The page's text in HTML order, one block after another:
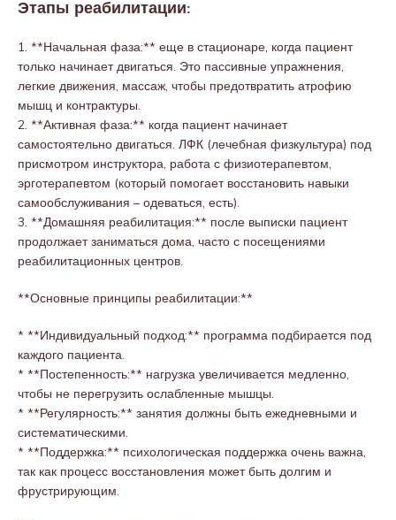
Этапы реабилитации:
1. **Начальная фаза:** еще в стационаре, когда пациент
только начинает двигаться. Это пассивные упражнения,
легкие движения, массаж, чтобы предотвратить атрофию
мышц и контрактуры.
2. **Активная фаза:** когда пациент начинает
самостоятельно двигаться. ЛФК (лечебная физкультура) под
присмотром инструктора, работа с физиотерапевтом,
эрготерапевтом (который помогает восстановить навыки
самообслуживания – одеваться, есть).
3. **Домашняя реабилитация:** после выписки пациент
продолжает заниматься дома, часто с посещениями
реабилитационных центров.
**Основные принципы реабилитации:**
* **Индивидуальный подход:** программа подбирается под
каждого пациента.
* **Постепенность:** нагрузка увеличивается медленно,
чтобы не перегрузить ослабленные мышцы.
* **Регулярность:** занятия должны быть ежедневными и
систематическими.
* **Поддержка:** психологическая поддержка очень важна,
так как процесс восстановления может быть долгим и
фрустрирующим.